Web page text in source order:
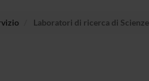
Laboratori di ricerca di